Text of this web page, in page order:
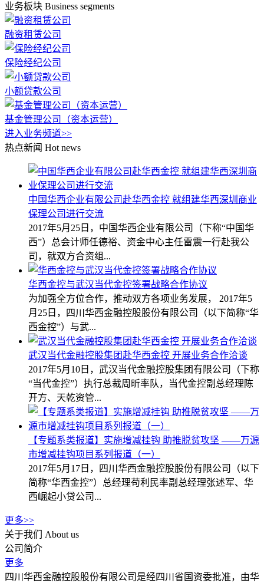
业务板块 Business segments
融资租赁公司
保险经纪公司
小额贷款公司
基金管理公司（资本运营）
进入业务频道>>
热点新闻 Hot news
中国华西企业有限公司赴华西金控 就组建华西深圳商业
保理公司进行交流
2017年5月25日，中国华西企业有限公司（下称“中国华
西”）总会计师任德裕、资金中心主任雷震一行赴我公
司，就双方合资组...
华西金控与武汉当代金控签署战略合作协议
为加强全方位合作，推动双方各项业务发展， 2017年5
月25日，四川华西金融控股股份有限公司（以下简称“华
西金控”）与武...
武汉当代金融控股集团赴华西金控 开展业务合作洽谈
2017年5月10日，武汉当代金融控股集团有限公司（下称
“当代金控”）执行总裁周昕率队，当代金控副总经理陈
开方、天乾资管...
【专题系类报道】实施增减挂钩 助推脱贫攻坚 ——万源
市增减挂钩项目系列报道（一）
2017年5月17日，四川华西金融控股股份有限公司（以下
简称“华西金控”）总经理苟利民率副总经理张述军、华
西崛起小贷公司...
更多>>
关于我们
About us
公司简介
更多
四川华西金融控股股份有限公司是经四川省国资委批准，由华